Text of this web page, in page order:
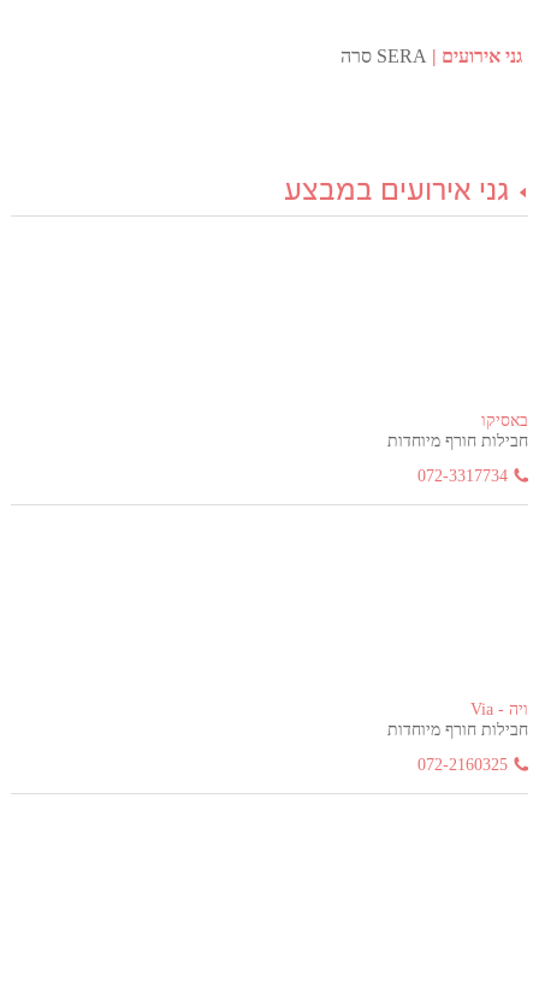
גני אירועים SERA סרה
גני אירועים במבצע
באסיקו
חבילות חורף מיוחדות
072-3317734
ויה - Via
חבילות חורף מיוחדות
072-2160325